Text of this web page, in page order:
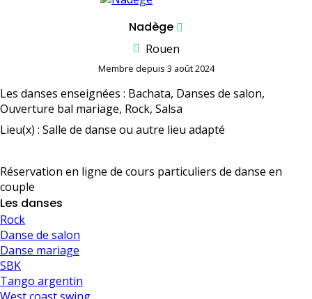
Nadège
Rouen
Membre depuis 3 août 2024
Les danses enseignées : Bachata, Danses de salon,
Ouverture bal mariage, Rock, Salsa
Lieu(x) : Salle de danse ou autre lieu adapté
Réservation en ligne de cours particuliers de danse en
couple
Les danses
Rock
Danse de salon
Danse mariage
SBK
Tango argentin